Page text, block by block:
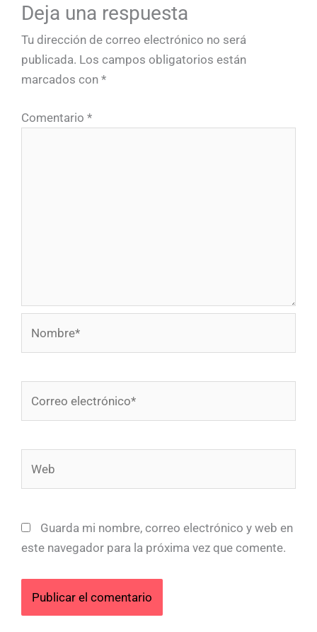
Deja una respuesta
Tu dirección de correo electrónico no será
publicada. Los campos obligatorios están
marcados con *
Comentario *
electrónico*
Guarda mi nombre, correo electrónico y web en
este navegador para la próxima vez que comente.